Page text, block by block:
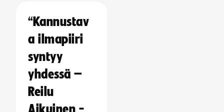
“Kannustav
a ilmapiiri
syntyy
yhdessä –
Reilu